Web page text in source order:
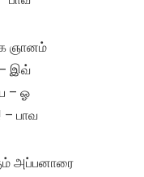
ஞானம்
இவ்
– ஓ
– பாவ
அப்பனாரை